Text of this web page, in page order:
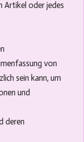
Artikel oder jedes
von
sein kann, um
und
deren